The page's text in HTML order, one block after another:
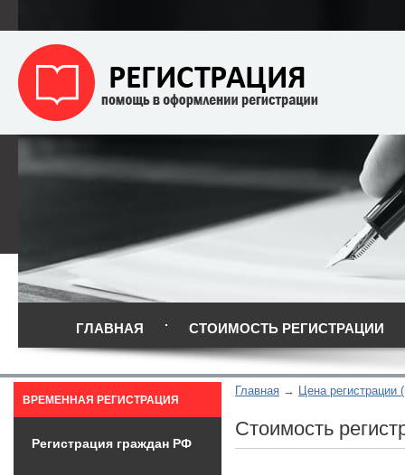
ГЛАВНАЯ СТОИМОСТЬ РЕГИСТРАЦИИ
Главная Цена регистрации
Стоимость
ВРЕМЕННАЯ РЕГИСТРАЦИЯ
Регистрация граждан РФ